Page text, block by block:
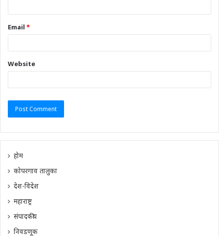
Email *
Website
होम
कोपरगाव तालुका
देश-विदेश
महाराष्ट्र
संपादकीय
निवडणूक